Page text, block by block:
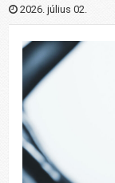
2026. július 02.